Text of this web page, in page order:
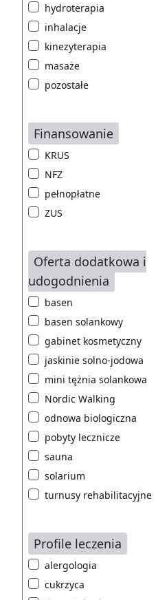
hydroterapia
inhalacje
kinezyterapia
masaże
pozostałe
Finansowanie
KRUS
NFZ
pełnopłatne
ZUS
Oferta dodatkowa i
udogodnienia
basen
basen solankowy
gabinet kosmetyczny
jaskinie solno-jodowa
mini tężnia solankowa
Nordic Walking
odnowa biologiczna
pobyty lecznicze
sauna
solarium
turnusy rehabilitacyjne
Profile leczenia
alergologia
cukrzyca